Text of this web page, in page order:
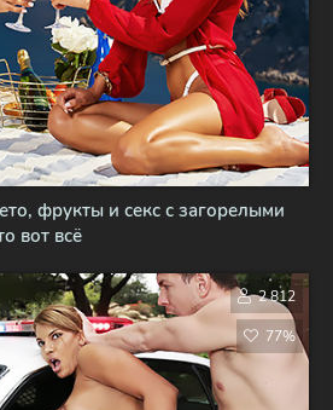
фрукты и секс с загорелыми
вот всё
2 812
77%